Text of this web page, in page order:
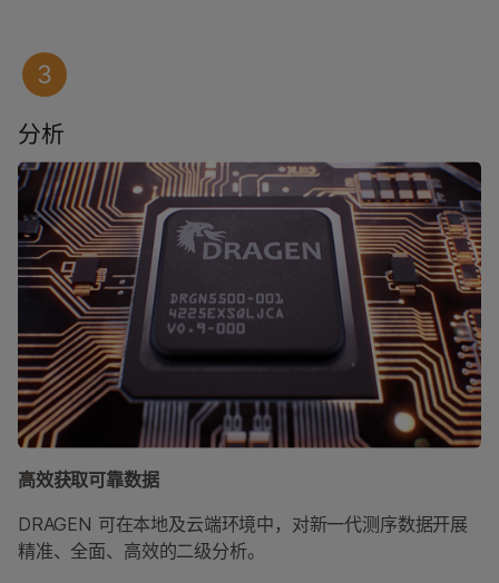
分析
高效获取可靠数据
DRAGEN 可在本地及云端环境中，对新一代测序数据开展
精准、全面、高效的二级分析。